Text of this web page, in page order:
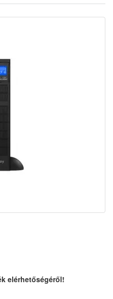
elérhetőségéről!